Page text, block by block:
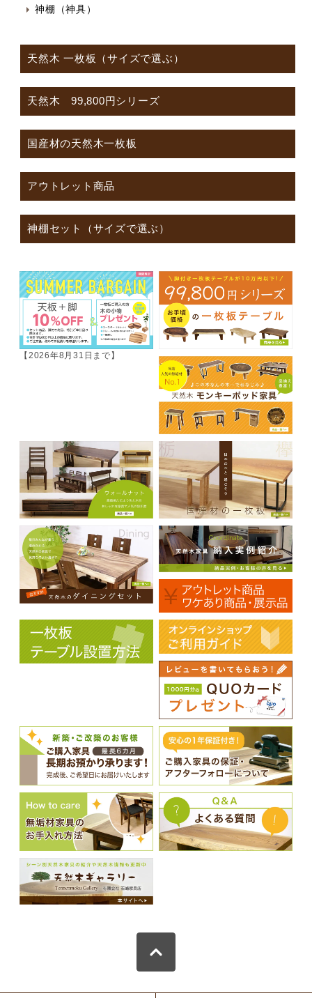
神棚（神具）
天然木 一枚板（サイズで選ぶ）
天然木 99,800円シリーズ
国産材の天然木一枚板
アウトレット商品
神棚セット（サイズで選ぶ）
【2026年8月31日まで】